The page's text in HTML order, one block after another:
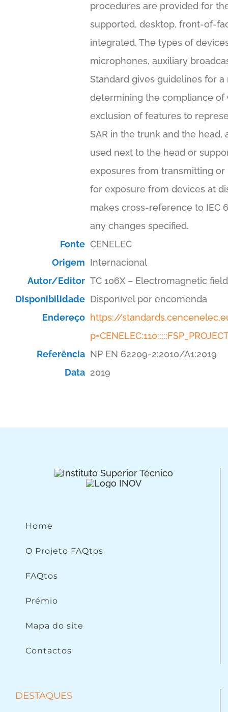
procedures are provided for
supported, desktop, front-of-
integrated. The types of
microphones, auxiliary
Standard gives guidelines for
determining the compliance of
exclusion of features to
SAR in the trunk and the
used next to the head or
exposures from transmitting
for exposure from devices at
makes cross-reference to IEC
any changes specified.
Fonte CENELEC
Origem Internacional
Autor/Editor TC 106X – Electromagnetic
Disponibilidade Disponível por encomenda
Endereço https://
Referência NP EN 62209-2:2010/A1:2019
Data 2019
Home
O Projeto FAQtos
FAQtos
Prémio
Mapa do site
Contactos
DESTAQUES